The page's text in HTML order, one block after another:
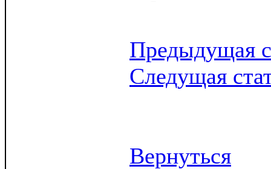
Предыдущая
Следущая
Вернуться